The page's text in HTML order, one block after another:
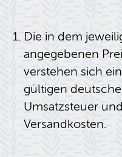
Die in dem
angegebenen
verstehen sich
gültigen
Umsatzsteuer
Versandkosten.